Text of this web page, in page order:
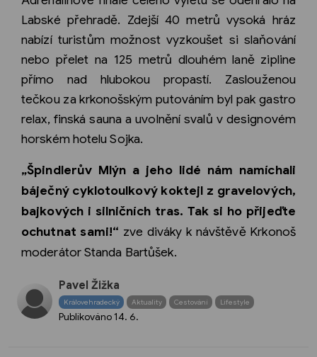
Labské přehradě. Zdejší 40 metrů vysoká hráz
nabízí turistům možnost vyzkoušet si slaňování
nebo přelet na 125 metrů dlouhém laně zipline
přímo nad hlubokou propastí. Zaslouženou
tečkou za krkonošským putováním byl pak gastro
relax, finská sauna a uvolnění svalů v designovém
horském hotelu Sojka.
„Špindlerův Mlýn a jeho lidé nám namíchali
báječný cyklotoulkový koktejl z gravelových,
bajkových i silničních tras. Tak si ho přijeďte
ochutnat sami!“ zve diváky k návštěvě Krkonoš
moderátor Standa Bartůšek.
Pavel Žižka
Královehradecký Aktuality Cestování Lifestyle
Publikováno 14. 6.